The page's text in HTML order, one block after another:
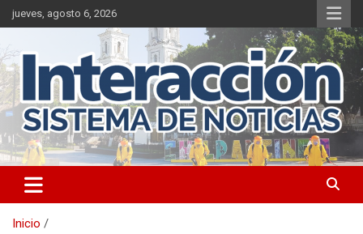
Saltar
al
jueves, agosto 6, 2026
Inicio